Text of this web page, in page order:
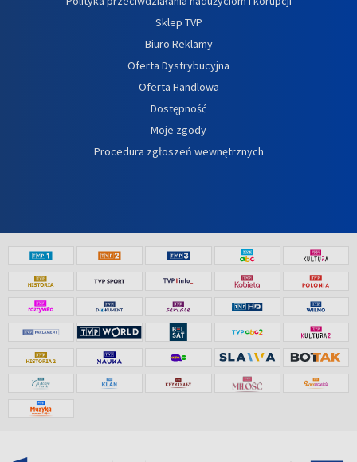
Sklep TVP
Biuro Reklamy
Oferta Dystrybucyjna
Oferta Handlowa
Dostępność
Moje zgody
Procedura zgłoszeń wewnętrznych